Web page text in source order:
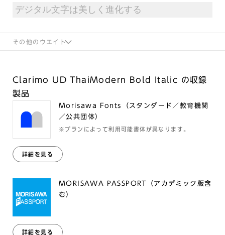
その他のウエイト
Clarimo UD ThaiModern Bold Italic の収録
製品
Morisawa Fonts（スタンダード／教育機関
／公共団体）
※プランによって利用可能書体が異なります。
詳細を見る
MORISAWA PASSPORT（アカデミック版含
む）
詳細を見る